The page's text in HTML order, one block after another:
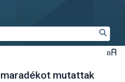
mutattak